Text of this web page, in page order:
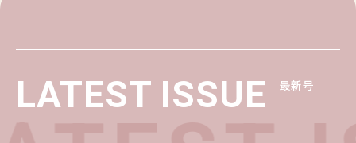
LATEST ISSUE 最新号